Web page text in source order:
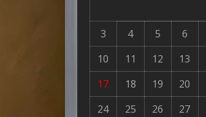
3
4 5 6
10
11 12 13
17
18 19 20
24
25 26 27